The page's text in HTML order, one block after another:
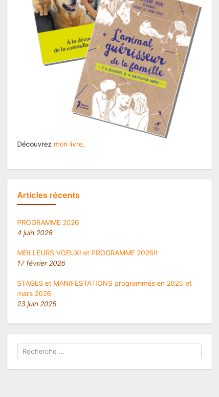
Découvrez mon livre.
Articles récents
PROGRAMME 2026
4 juin 2026
MEILLEURS VOEUX! et PROGRAMME 2026!!
17 février 2026
STAGES et MANIFESTATIONS programmés en 2025 et
mars 2026
23 juin 2025